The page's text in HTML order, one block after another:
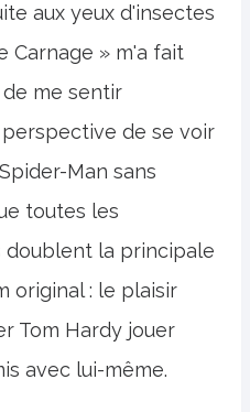
aux yeux d'insectes
Carnage » m'a fait
de me sentir
de se voir
Man sans
toutes les
doublent la principale
original : le plaisir
Tom Hardy jouer
avec lui-même.